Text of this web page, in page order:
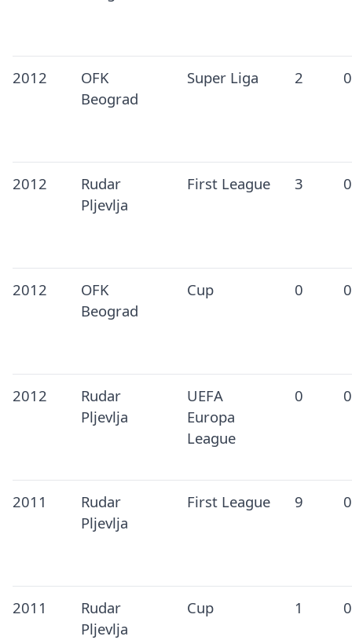
2012
OFK
Beograd
Super Liga 2 0
2012
Rudar
Pljevlja
First League 3 0
2012
OFK
Beograd
Cup 0 0
2012
Rudar
Pljevlja
UEFA
Europa
League
0 0
2011
Rudar
Pljevlja
First League 9 0
2011
Rudar
Pljevlja
Cup 1 0